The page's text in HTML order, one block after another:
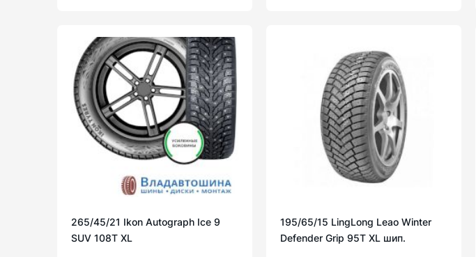
265/45/21 Ikon Autograph Ice 9
SUV 108T XL
195/65/15 LingLong Leao Winter
Defender Grip 95T XL шип.